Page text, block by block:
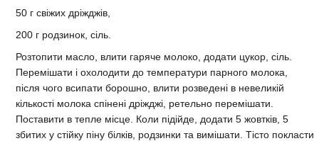
50 г свіжих дріжджів,
200 г родзинок, сіль.
Розтопити масло, влити гаряче молоко, додати цукор, сіль.
Перемішати і охолодити до температури парного молока,
після чого всипати борошно, влити розведені в невеликій
кількості молока спінені дріжджі, ретельно перемішати.
Поставити в тепле місце. Коли підійде, додати 5 жовтків, 5
збитих у стійку піну білків, родзинки та вимішати. Тісто покласти